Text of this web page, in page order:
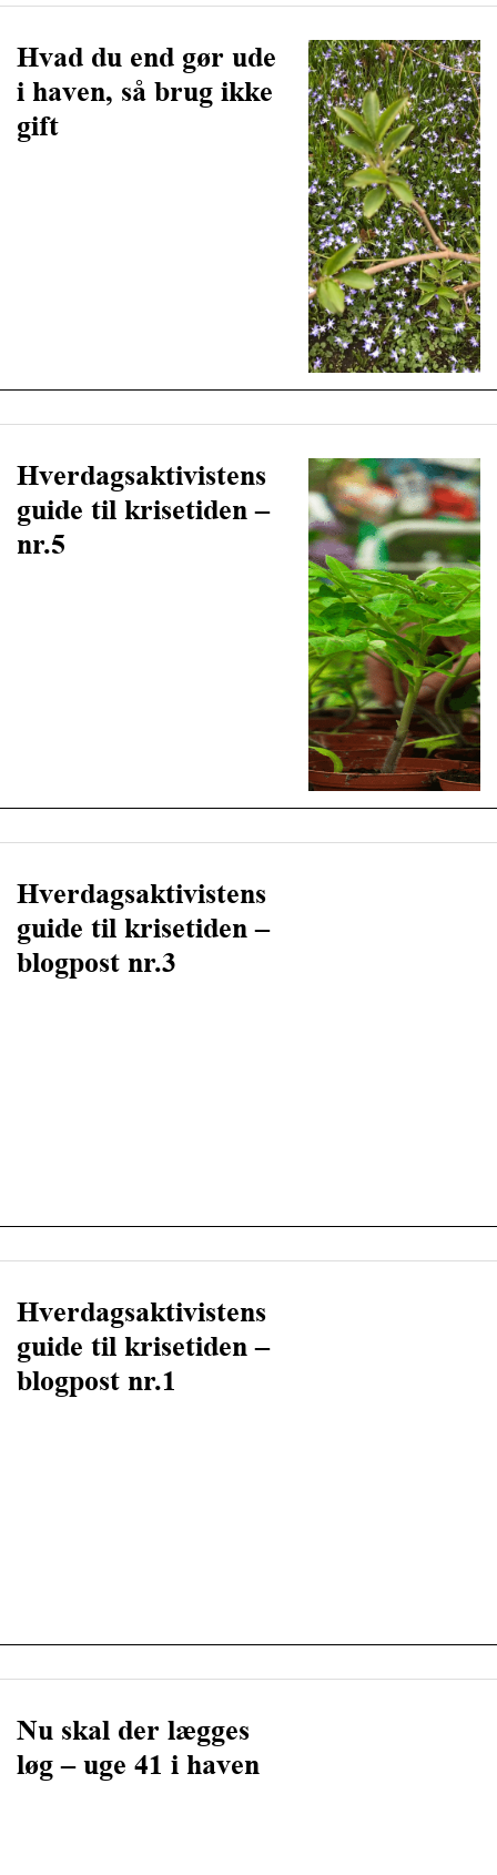
Hvad du end gør ude
i haven, så brug ikke
gift
Hverdagsaktivistens
guide til krisetiden –
nr.5
Hverdagsaktivistens
guide til krisetiden –
blogpost nr.3
Hverdagsaktivistens
guide til krisetiden –
blogpost nr.1
Nu skal der lægges
løg – uge 41 i haven